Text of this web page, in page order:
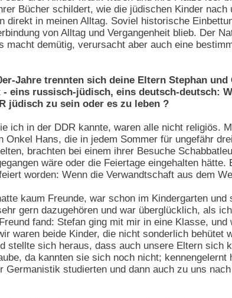
Bücher schildert, wie die jüdischen Kinder
direkt in meinen Alltag. Soviel historische
von Alltag und Vergangenheit blieb. Der
macht demütig, verursacht aber auch eine
Jahre trennten sich deine Eltern Stephan
eins russisch-jüdisch, eins deutsch-deutsch:
jüdisch zu sein oder es zu leben ?
ich in der DDR kannte, waren alle nicht religiös.
Onkel Hans, die in jedem Sommer für ungefähr
brachten bei einem ihrer Besuche
wäre oder die Feiertage eingehalten
worden: Wenn die Verwandtschaft aus dem
kaum Freunde, war schon im Kindergarten
gern dazugehören und war überglücklich, als
fand: Stefan ging mit mir in eine Klasse,
waren beide Kinder, die nicht sonderlich behütet
stellte sich heraus, dass auch unsere Eltern sich
da kannten sie sich noch nicht;
studierten und dann auch zu uns